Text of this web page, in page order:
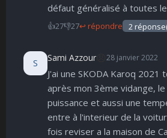
défaut généralisé à toutes
👍27👎27↩ répondre 2
S Sami Azzour 28 janvier 2022
J'ai une SKODA Karoq 2021
après mon 3ème vidange,
puissance et aussi une
entre à l'interieur de la
fois reviser a la maison de